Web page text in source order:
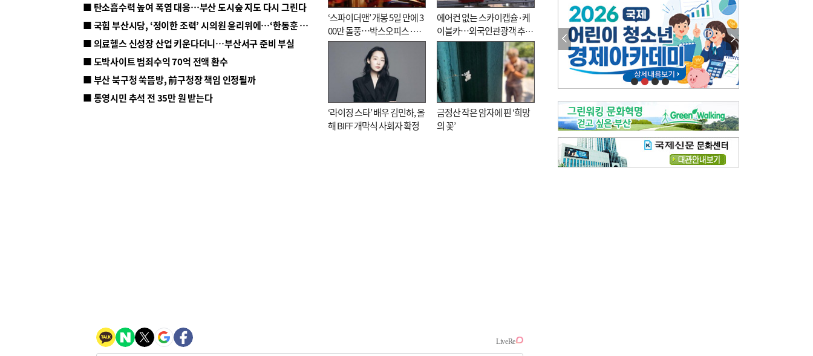
■ 탄소흡수력 높여 폭염 대응…부산 도시숲 지도 다시 그린다
■ 국힘 부산시당, ‘정이한 조력’ 시의원 윤리위에…‘한동훈 지지’도 신고접수
■ 의료헬스 신성장 산업 키운다더니…부산서구 준비 부실
■ 도박사이트 범죄수익 70억 전액 환수
■ 부산 북구청 쑥뜸방, 前구청장 책임 인정될까
■ 통영시민 추석 전 35만 원 받는다
‘스파이더맨’ 개봉 5일 만에 3
00만 돌풍…박스오피스·예
매율 동시 1위
에어컨 없는 스카이캡슐·케
이블카…외국인관광객 추억
대신 고역 될라
‘라이징 스타’ 배우 김민하, 올
해 BIFF 개막식 사회자 확정
금정산 작은 암자에 핀 ‘희망
의 꽃’